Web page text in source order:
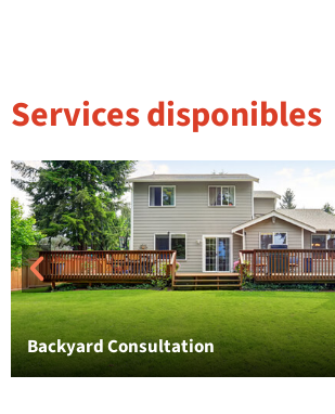
Services disponibles
Backyard Consultation